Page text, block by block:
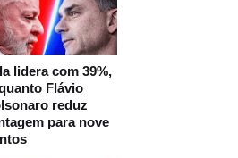
lidera com 39%,
Flávio
reduz
para nove